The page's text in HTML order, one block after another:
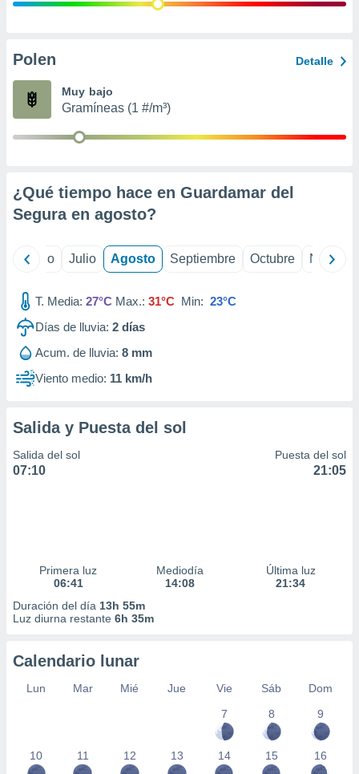
e
publicidad
Polen Detalle
Muy bajo
Gramíneas (1 #/m³)
¿Qué tiempo hace en Guardamar del
Segura en agosto?
Junio Julio Agosto Septiembre Octubre
T. Media: 27°C Max.: 31°C Min: 23°C
Días de lluvia: 2 días
Acum. de lluvia: 8 mm
Viento medio: 11 km/h
Salida y Puesta del sol
Salida del sol
07:10
Puesta del sol
21:05
Primera luz
06:41
Mediodía
14:08
Última luz
21:34
Duración del día 13h 55m
Luz diurna restante 6h 35m
Calendario lunar
Lun Mar Mié Jue Vie Sáb
Dom
7
8 9
10 11 12 13 14 15 16